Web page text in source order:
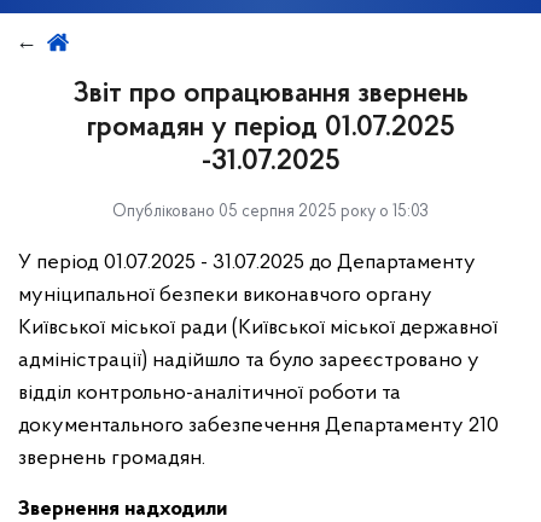
Звіт про опрацювання звернень
громадян у період 01.07.2025
-31.07.2025
Опубліковано 05 серпня 2025 року о 15:03
У період 01.07.2025 - 31.07.2025 до Департаменту
муніципальної безпеки виконавчого органу
Київської міської ради (Київської міської державної
адміністрації) надійшло та було зареєстровано у
відділ контрольно-аналітичної роботи та
документального забезпечення Департаменту 210
звернень громадян.
Звернення надходили